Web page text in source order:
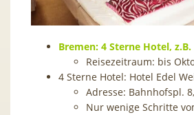
Bremen: 4 Sterne Hotel, z.B.
Reisezeitraum: bis
4 Sterne Hotel: Hotel Edel
Adresse: Bahnhofspl.
Nur wenige Schritte